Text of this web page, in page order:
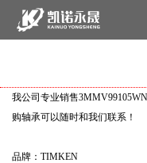
我公司专业销售
购轴承可以随时和我们联系！
品牌：TIMKEN